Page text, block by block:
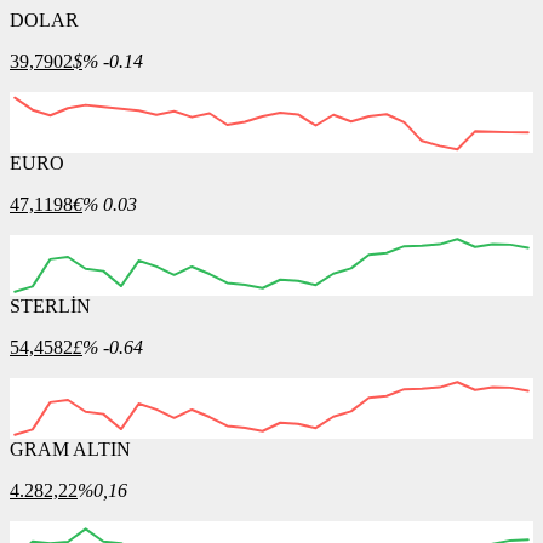
DOLAR
39,7902$% -0.14
12:00
EURO
47,1198€% 0.03
12:00
STERLİN
54,4582£% -0.64
12:00 13:00
GRAM ALTIN
4.282,22%0,16